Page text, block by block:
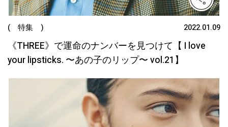
( 特集 ) 2022.01.09
《THREE》で運命のナンバーを見つけて【 I love
your lipsticks. 〜あの子のリップ〜 vol.21】